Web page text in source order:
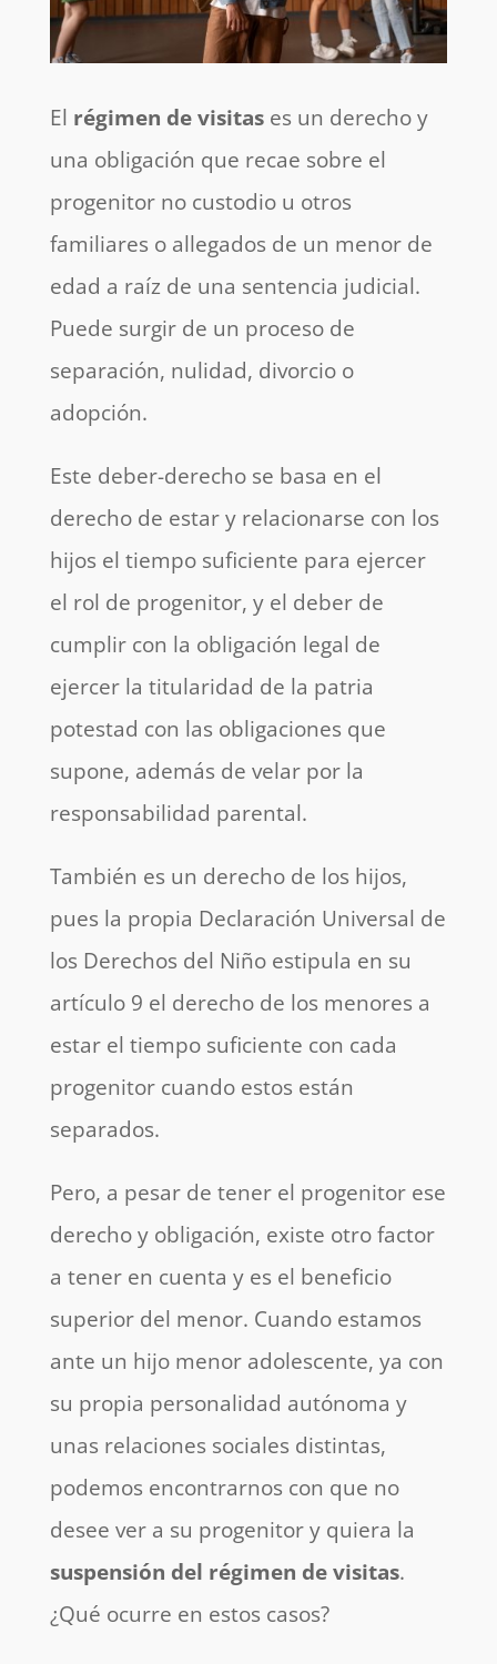
El régimen de visitases un derecho y
una obligación que recae sobre el
progenitor no custodio u otros
familiares o allegados de un menor de
edad a raíz de una sentencia judicial.
Puede surgir de un proceso de
separación, nulidad, divorcio o
adopción.
Este deber-derecho se basa en el
derecho de estar y relacionarse con los
hijos el tiempo suficiente para ejercer
el rol de progenitor, y el deber de
cumplir con la obligación legal de
ejercer la titularidad de la patria
potestad con las obligaciones que
supone, además de velar por la
responsabilidad parental.
También es un derecho de los hijos,
pues la propia Declaración Universal de
los Derechos del Niño estipula en su
artículo 9 el derecho de los menores a
estar el tiempo suficiente con cada
progenitor cuando estos están
separados.
Pero, a pesar de tener el progenitor ese
derecho y obligación, existe otro factor
a tener en cuenta y es el beneficio
superior del menor. Cuando estamos
ante un hijo menor adolescente, ya con
su propia personalidad autónoma y
unas relaciones sociales distintas,
podemos encontrarnos con que no
desee ver a su progenitor y quiera la
suspensión del régimen de visitas.
¿Qué ocurre en estos casos?